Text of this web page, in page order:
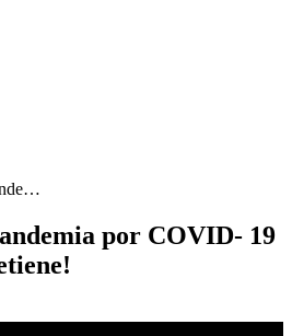
por COVID- 19